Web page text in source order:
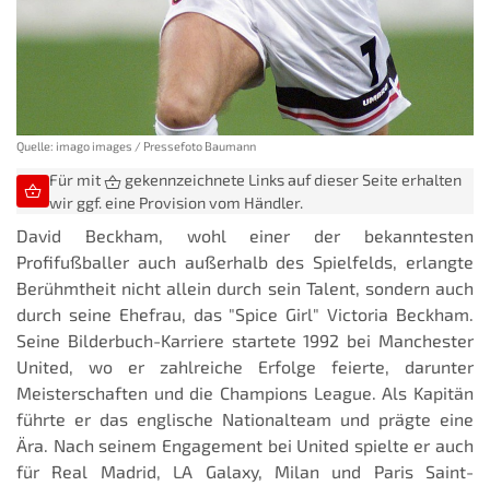
Quelle: imago images / Pressefoto Baumann
Für mit
gekennzeichnete Links auf dieser Seite erhalten
wir ggf. eine Provision vom Händler.
David Beckham, wohl einer der bekanntesten
Profifußballer auch außerhalb des Spielfelds, erlangte
Berühmtheit nicht allein durch sein Talent, sondern auch
durch seine Ehefrau, das "Spice Girl" Victoria Beckham.
Seine Bilderbuch-Karriere startete 1992 bei Manchester
United, wo er zahlreiche Erfolge feierte, darunter
Meisterschaften und die Champions League. Als Kapitän
führte er das englische Nationalteam und prägte eine
Ära. Nach seinem Engagement bei United spielte er auch
für Real Madrid, LA Galaxy, Milan und Paris Saint-